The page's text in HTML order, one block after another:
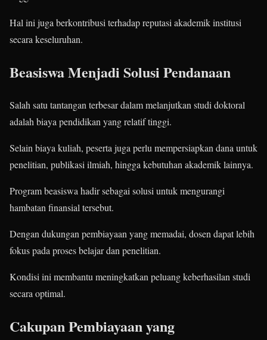
Hal ini juga berkontribusi terhadap reputasi akademik institusi
secara keseluruhan.
Beasiswa Menjadi Solusi Pendanaan
Salah satu tantangan terbesar dalam melanjutkan studi doktoral
adalah biaya pendidikan yang relatif tinggi.
Selain biaya kuliah, peserta juga perlu mempersiapkan dana untuk
penelitian, publikasi ilmiah, hingga kebutuhan akademik lainnya.
Program beasiswa hadir sebagai solusi untuk mengurangi
hambatan finansial tersebut.
Dengan dukungan pembiayaan yang memadai, dosen dapat lebih
fokus pada proses belajar dan penelitian.
Kondisi ini membantu meningkatkan peluang keberhasilan studi
secara optimal.
Cakupan Pembiayaan yang